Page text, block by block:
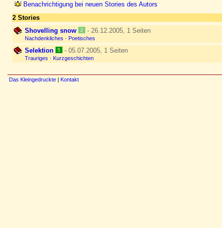
Benachrichtigung bei neuen Stories des Autors
2 Stories
Shovelling snow
2 - 26.12.2005, 1 Seiten
Nachdenkliches · Poetisches
Selektion 5 - 05.07.2005, 1 Seiten
Trauriges · Kurzgeschichten
Das Kleingedruckte | Kontakt